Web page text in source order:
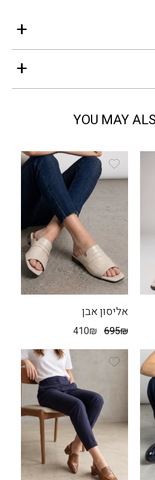
YOU MAY
אליסון אבן
695₪
410₪